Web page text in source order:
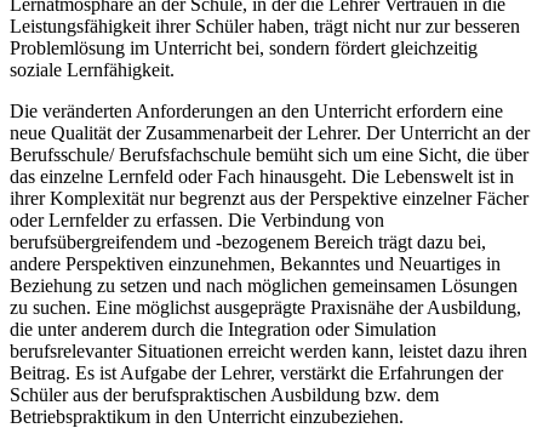
Leistungsfähigkeit ihrer Schüler haben, trägt nicht nur zur besseren
Problemlösung im Unterricht bei, sondern fördert gleichzeitig
soziale Lernfähigkeit.
Die veränderten Anforderungen an den Unterricht erfordern eine
neue Qualität der Zusammenarbeit der Lehrer. Der Unterricht an der
Berufsschule/ Berufsfachschule bemüht sich um eine Sicht, die über
das einzelne Lernfeld oder Fach hinausgeht. Die Lebenswelt ist in
ihrer Komplexität nur begrenzt aus der Perspektive einzelner Fächer
oder Lernfelder zu erfassen. Die Verbindung von
berufsübergreifendem und -bezogenem Bereich trägt dazu bei,
andere Perspektiven einzunehmen, Bekanntes und Neuartiges in
Beziehung zu setzen und nach möglichen gemeinsamen Lösungen
zu suchen. Eine möglichst ausgeprägte Praxisnähe der Ausbildung,
die unter anderem durch die Integration oder Simulation
berufsrelevanter Situationen erreicht werden kann, leistet dazu ihren
Beitrag. Es ist Aufgabe der Lehrer, verstärkt die Erfahrungen der
Schüler aus der berufspraktischen Ausbildung bzw. dem
Betriebspraktikum in den Unterricht einzubeziehen.